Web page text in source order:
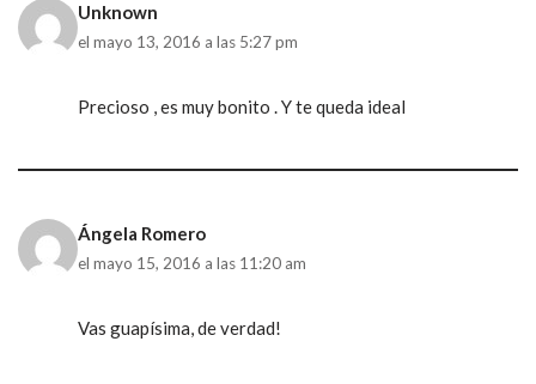
Unknown
el mayo 13, 2016 a las 5:27 pm
Precioso , es muy bonito . Y te queda ideal
Ángela Romero
el mayo 15, 2016 a las 11:20 am
Vas guapísima, de verdad!